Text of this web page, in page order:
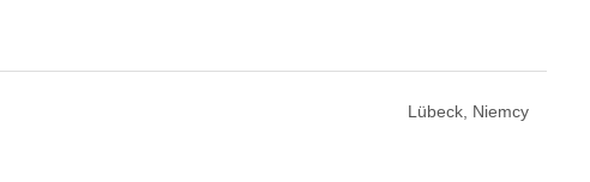
Lübeck, Niemcy